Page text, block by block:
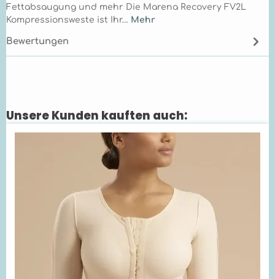
Fettabsaugung und mehr Die Marena Recovery FV2L
Kompressionsweste ist Ihr… Mehr
Bewertungen
Produktgalerie überspringen
Unsere Kunden kauften auch: